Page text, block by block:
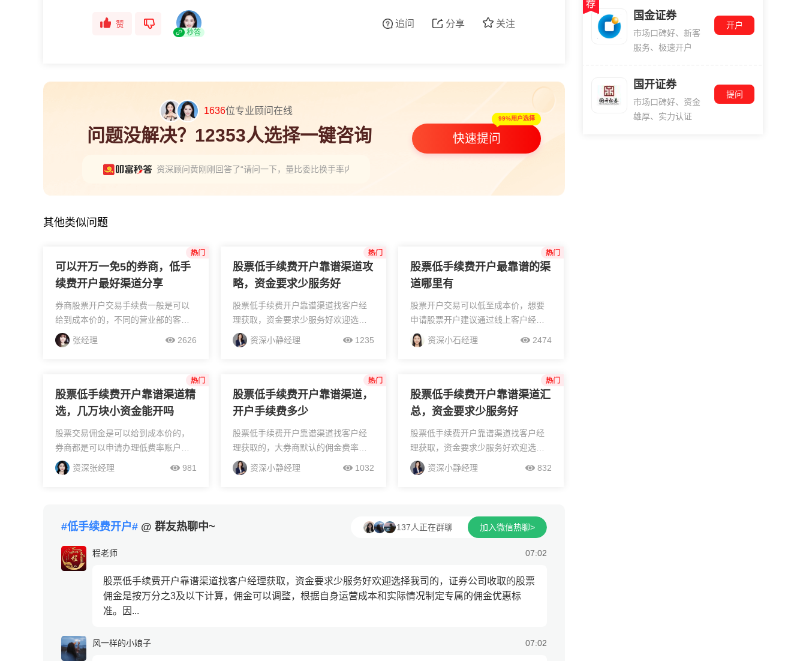
赞
秒答
关注
分享
追问
1636位专业顾问在线
问题没解决？12353人选择一键咨询
资深顾问黄刚刚回答了“请问一下，量比委比换手率内盘外盘要怎么去看呢？”
99%用户选择
快速提问
其他类似问题
可以开万一免5的券商，低手
续费开户最好渠道分享
券商股票开户交易手续费一般是可以
给到成本价的，不同的营业部的客户
经理给的优惠是不一样的。要办理低
佣金的话，就需要您在线单独联系网
张经理 2626
股票低手续费开户靠谱渠道攻
略，资金要求少服务好
股票低手续费开户靠谱渠道找客户经
理获取，资金要求少服务好欢迎选择
我司的，目前大部分的券商默认佣金
万三，但是可以调整，找客户经理协
资深小静经理 1235
股票低手续费开户最靠谱的渠
道哪里有
股票开户交易可以低至成本价，想要
申请股票开户建议通过线上客户经理
给您办理，证券公司佣金是可以联系
客户经理协商的。佣金是可以降低
资深小石经理 2474
股票低手续费开户靠谱渠道精
选，几万块小资金能开吗
股票交易佣金是可以给到成本价的，
券商都是可以申请办理低费率账户
的，但是每家证券公司所给出优惠力
度都有差别。如果您联系开户经理申
资深张经理 981
股票低手续费开户靠谱渠道，
开户手续费多少
股票低手续费开户靠谱渠道找客户经
理获取的，大券商默认的佣金费率正
常水平是万3到万8，证券公司给出的
优惠力度不一样，开户前找客户经理
资深小静经理 1032
股票低手续费开户靠谱渠道汇
总，资金要求少服务好
股票低手续费开户靠谱渠道找客户经
理获取，资金要求少服务好欢迎选择
我司的，证券公司收取的股票佣金是
按万分之3及以下计算，佣金可以调
资深小静经理 832
#低手续费开户# @ 群友热聊中~
程老师 07:02
股票低手续费开户靠谱渠道找客户经理获取，资金要求少服务好欢迎选择我司的，证券公司收取的股票
佣金是按万分之3及以下计算，佣金可以调整，根据自身运营成本和实际情况制定专属的佣金优惠标
准。因...
风一样的小娘子 07:02
137人正在群聊 加入微信热聊>
国金证券
市场口碑好、新客
服务、极速开户
开户
国开证券
市场口碑好、资金
雄厚、实力认证
提问